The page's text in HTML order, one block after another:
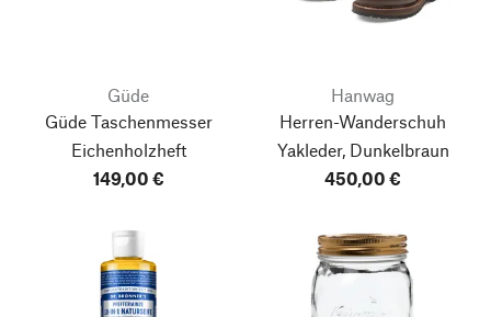
Güde
Güde Taschenmesser
Eichenholzheft
149,00 €
Hanwag
Herren-Wanderschuh
Yakleder, Dunkelbraun
450,00 €